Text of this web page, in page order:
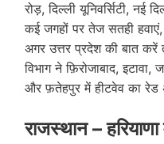
रोड़, दिल्ली यूनिवर्सिटी, नई
कई जगहों पर तेज सतही
अगर उत्तर प्रदेश की बात करें
विभाग नेफ़िरोजाबाद, इटावा,
और फ़तेहपुर में हीटवेव का रेड
राजस्थान –